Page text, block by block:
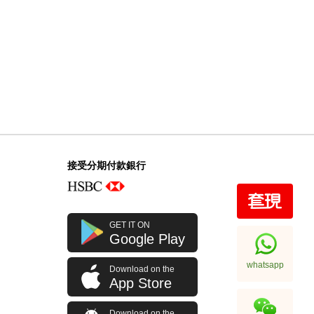
接受分期付款銀行
GET IT ON
Google Play
Download on the
App Store
whatsapp